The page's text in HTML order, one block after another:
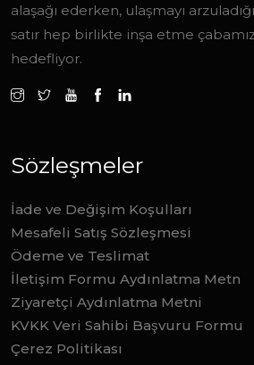
alaşağı ederken, ulaşmayı
satır hep birlikte inşa etme
hedefliyor.
Sözleşmeler
İade ve Değişim Koşulları
Mesafeli Satış Sözleşmesi
Ödeme ve Teslimat
İletişim Formu Aydınlatma Metn
Ziyaretçi Aydınlatma Metni
KVKK Veri Sahibi Başvuru Formu
Çerez Politikası